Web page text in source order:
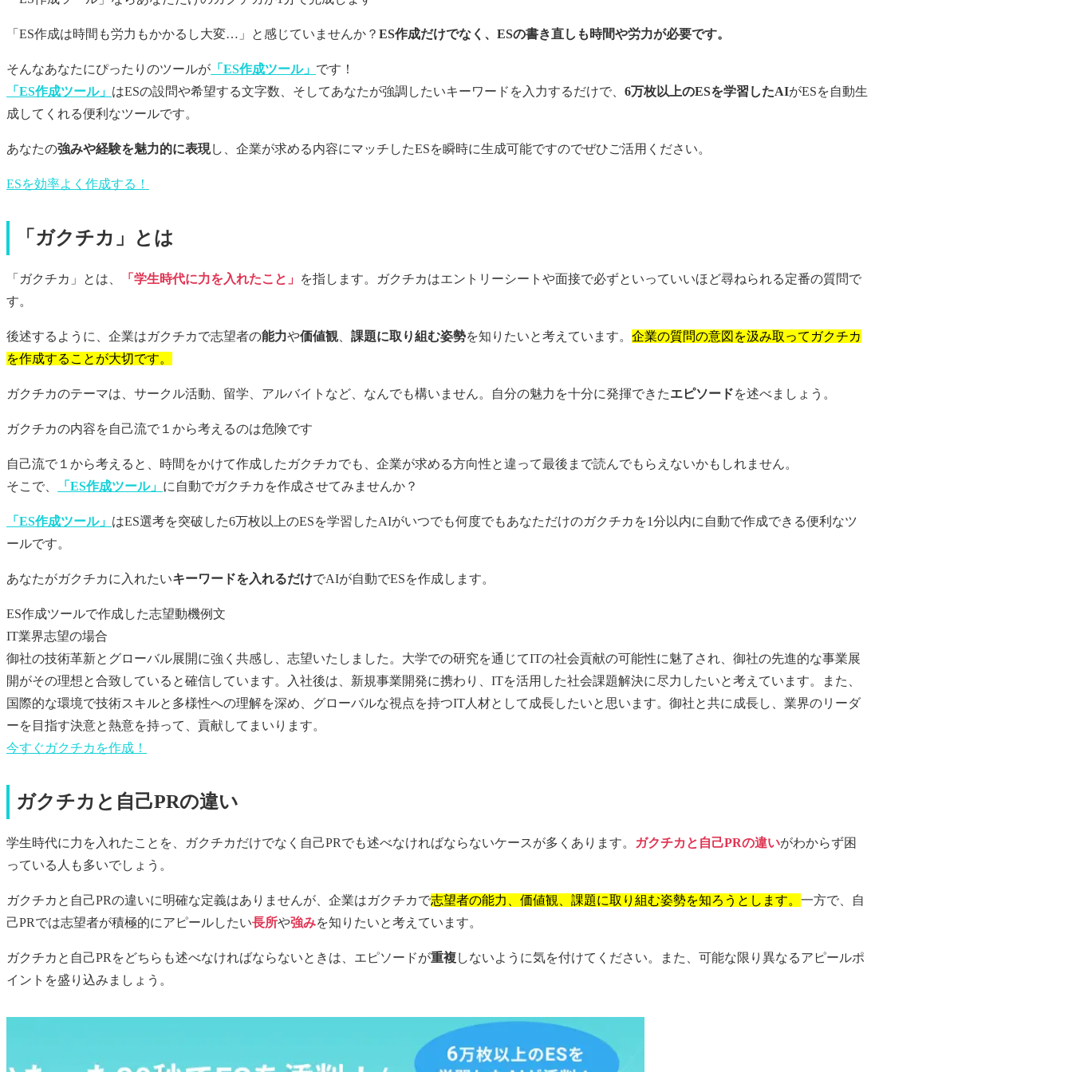
「ES作成は時間も労力もかかるし大変…」と感じていませんか？ ES作成だけでなく、ESの書き直しも時間や労力が必要です。
そんなあなたにぴったりのツールが 「ES作成ツール」 です！
「ES作成ツール」 はESの設問や希望する文字数、そしてあなたが強調したいキーワードを入力するだけで、 6万枚以上のESを学習したAIがESを自動生
成してくれる便利なツールです。
あなたの強みや経験を魅力的に表現し、企業が求める内容にマッチしたESを瞬時に生成可能ですのでぜひご活用ください。
ESを効率よく作成する！
「ガクチカ」とは
「ガクチカ」とは、 「学生時代に力を入れたこと」
を指します。ガクチカはエントリーシートや面接で必ずといっていいほど尋ねられる定番の質問で
す。
後述するように、企業はガクチカで志望者の能力や価値観、 課題に取り組む姿勢を知りたいと考えています。 企業の質問の意図を汲み取ってガクチカ
を作成することが大切です。
ガクチカのテーマは、サークル活動、留学、アルバイトなど、なんでも構いません。自分の魅力を十分に発揮できたエピソードを述べましょう。
ガクチカの内容を自己流で１から考えるのは危険です
自己流で１から考えると、時間をかけて作成した ガクチカでも、企業が求める方向性と違って最後まで読んでもらえないかもしれません。
そこで、
「ES作成ツール」 に自動でガクチカ を作成させてみませんか？
「ES作成ツール」 はES選考を突破した6万枚以上のESを学習したAIがいつでも何度でもあなただけのガクチカ を1分以内に自動で作成できる便利なツ
ールです。
あなたがガクチカに入れたいキーワードを入れるだけでAIが自動でESを作成します。
ES作成ツールで作成した志望動機例文
IT業界志望の場合
御社の技術革新とグローバル展開に強く共感し、志望いたしました。大学での研究を通じてITの社会貢献の可能性に魅了され、御社の先進的な事業展
開がその理想と合致していると確信しています。入社後は、新規事業開発に携わり、ITを活用した社会課題解決に尽力したいと考えています。また、
国際的な環境で技術スキルと多様性への理解を深め、グローバルな視点を持つIT人材として成長したいと思います。御社と共に成長し、業界のリーダ
ーを目指す決意と熱意を持って、貢献してまいります。
今すぐガクチカ を作成！
ガクチカと自己PRの違い
学生時代に力を入れたことを、ガクチカだけでなく自己PRでも述べなければならないケースが多くあります。 ガクチカと自己PRの違いがわからず困
っている人も多いでしょう。
ガクチカと自己PRの違いに明確な定義はありませんが、企業はガクチカで志望者の能力、価値観、課題に取り組む姿勢を知ろうとします。 一方で、自
己PRでは志望者が積極的にアピールしたい長所や強みを知りたいと考えています。
ガクチカと自己PRをどちらも述べなければならないときは、エピソードが重複しないように気を付けてください。また、可能な限り異なるアピールポ
イントを盛り込みましょう。